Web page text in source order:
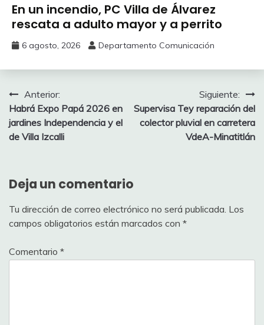
En un incendio, PC Villa de Álvarez
‎rescata a adulto mayor y a perrito
6 agosto, 2026 Departamento Comunicación
Navegación
de
entradas
Anterior:
Habrá Expo Papá 2026 en
jardines ‎Independencia y el
de Villa Izcalli
Siguiente:
Supervisa Tey reparación del
colector pluvial en carretera
VdeA-Minatitlán
Deja un comentario
Tu dirección de correo electrónico no será publicada. Los
campos obligatorios están marcados con *
Comentario *